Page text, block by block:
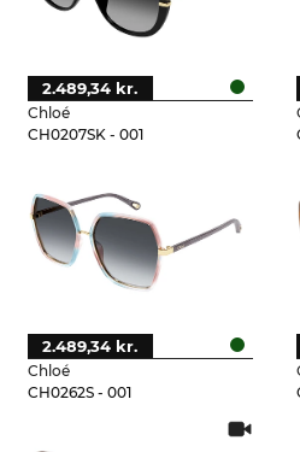
Chloé
CH0207SK - 001
2.489,34 kr.
Chloé
CH0262S - 001
2.489,34 kr.